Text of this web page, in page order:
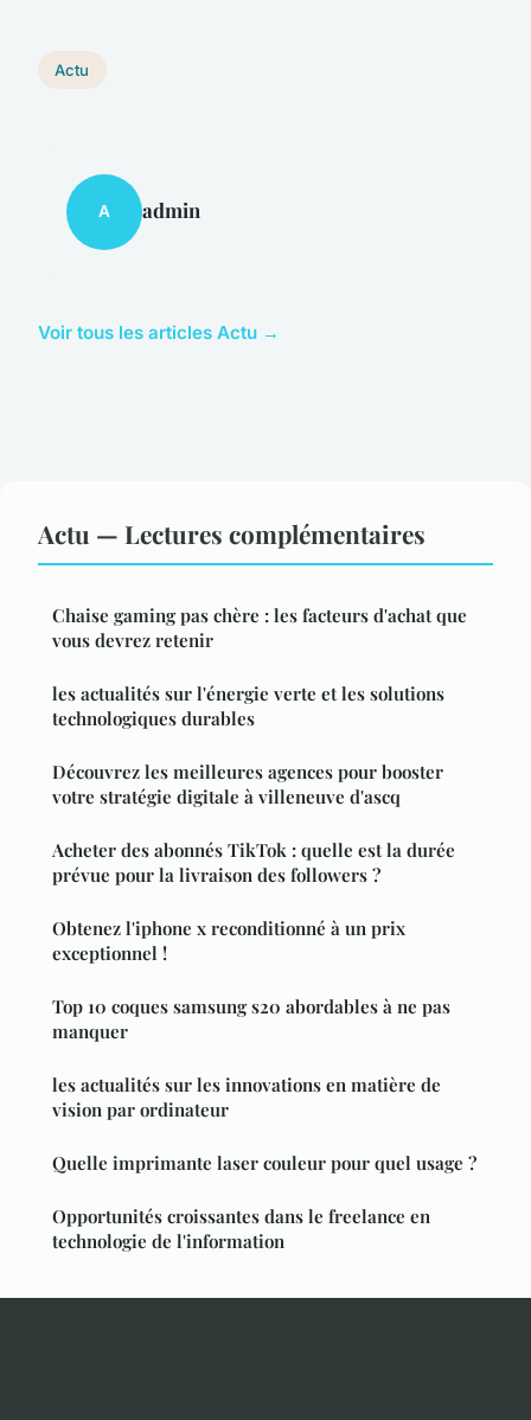
Actu
A admin
Voir tous les articles Actu →
Actu — Lectures complémentaires
Chaise gaming pas chère : les facteurs d'achat que
vous devrez retenir
les actualités sur l'énergie verte et les solutions
technologiques durables
Découvrez les meilleures agences pour booster
votre stratégie digitale à villeneuve d'ascq
Acheter des abonnés TikTok : quelle est la durée
prévue pour la livraison des followers ?
Obtenez l'iphone x reconditionné à un prix
exceptionnel !
Top 10 coques samsung s20 abordables à ne pas
manquer
les actualités sur les innovations en matière de
vision par ordinateur
Quelle imprimante laser couleur pour quel usage ?
Opportunités croissantes dans le freelance en
technologie de l'information